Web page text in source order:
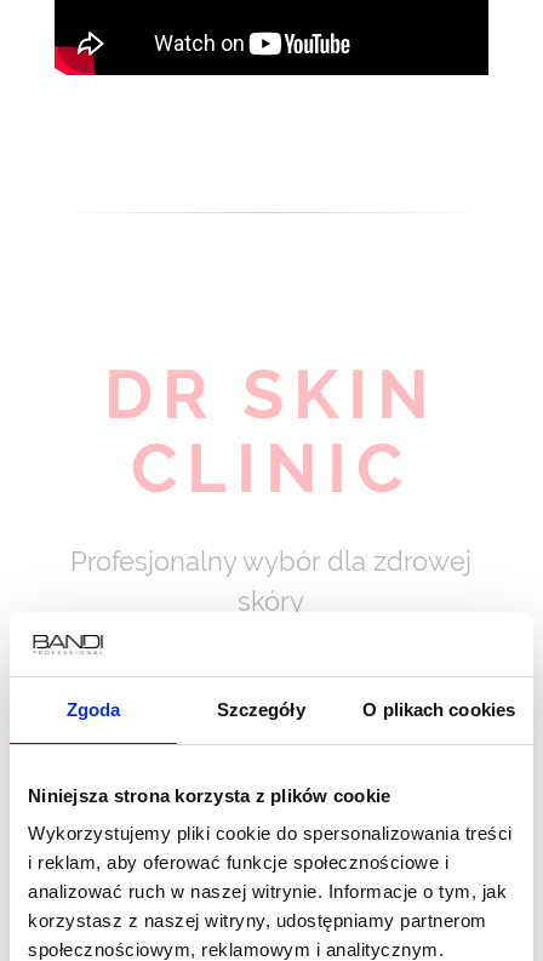
Zgoda Szczegóły O plikach cookies
Niniejsza strona korzysta z plików cookie
Wykorzystujemy pliki cookie do spersonalizowania treści
i reklam, aby oferować funkcje społecznościowe i
analizować ruch w naszej witrynie. Informacje o tym, jak
korzystasz z naszej witryny, udostępniamy partnerom
społecznościowym, reklamowym i analitycznym.
DR SKIN
CLINIC
Profesjonalny wybór dla zdrowej
skóry
ZOBACZ